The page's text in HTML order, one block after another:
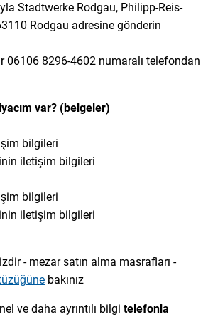
Stadtwerke Rodgau, Philipp-Reis-
Rodgau adresine gönderin
06106 8296-4602 numaralı telefondan
var? (belgeler)
bilgileri
iletişim bilgileri
bilgileri
iletişim bilgileri
- mezar satın alma masrafları -
bakınız
ve daha ayrıntılı bilgi telefonla